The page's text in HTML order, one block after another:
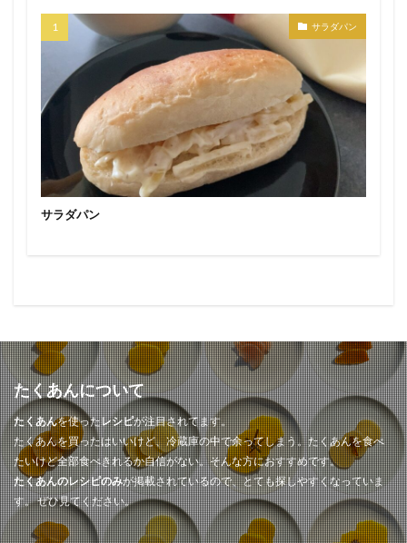
サラダパン
サラダパン
たくあんについて
たくあんを使ったレシピが注目されてます。
たくあんを買ったはいいけど、冷蔵庫の中で余ってしまう。たくあんを食べ
たいけど全部食べきれるか自信がない。そんな方におすすめです。
たくあんのレシピのみが掲載されているので、とても探しやすくなっていま
す。 ぜひ見てください。